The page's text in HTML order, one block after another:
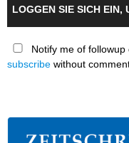
LOGGEN SIE SICH EIN,
Notify me of
subscribe without